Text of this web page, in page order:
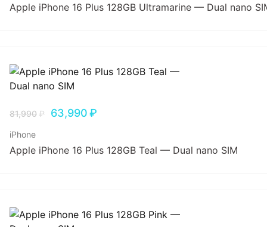
Apple iPhone 16 Plus 128GB Ultramarine — Dual nano
81,990₽ 63,990₽
iPhone
Apple iPhone 16 Plus 128GB Teal — Dual nano SIM